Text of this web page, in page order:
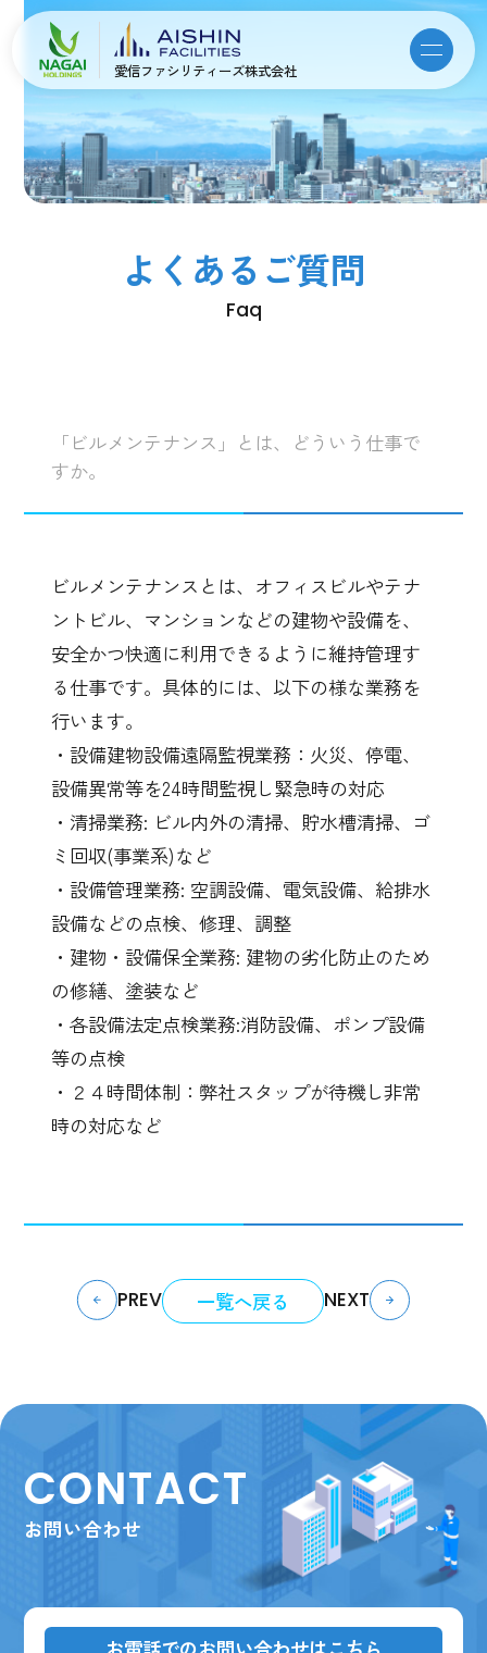
愛信ファシリティーズ株式会社
よくあるご質問
Faq
「ビルメンテナンス」とは、どういう仕事で
すか。
ビルメンテナンスとは、オフィスビルやテナ
ントビル、マンションなどの建物や設備を、
安全かつ快適に利用できるように維持管理す
る仕事です。具体的には、以下の様な業務を
行います。
・設備建物設備遠隔監視業務：火災、停電、
設備異常等を24時間監視し緊急時の対応
・清掃業務: ビル内外の清掃、貯水槽清掃、ゴ
ミ回収(事業系)など
・設備管理業務: 空調設備、電気設備、給排水
設備などの点検、修理、調整
・建物・設備保全業務: 建物の劣化防止のため
の修繕、塗装など
・各設備法定点検業務:消防設備、ポンプ設備
等の点検
・２４時間体制：弊社スタップが待機し非常
時の対応など
PREV 一覧へ戻る NEXT
CONTACT
お問い合わせ